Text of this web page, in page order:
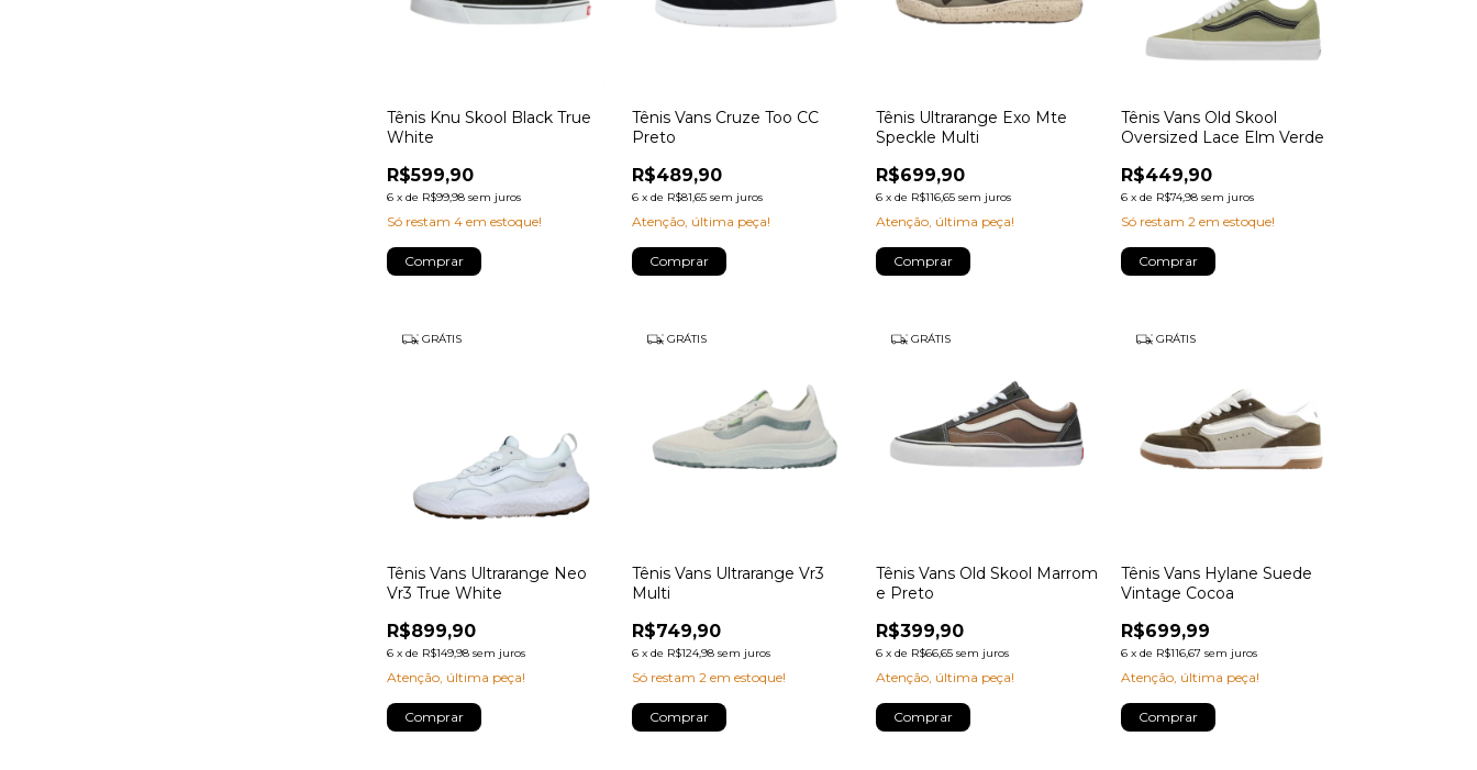
Tênis Knu Skool Black True
White
R$599,90
6 xde R$99,98 sem juros
Só restam4 em estoque!
Comprar
Tênis Vans Cruze Too CC
Preto
R$489,90
6 x de R$81,65 sem juros
Atenção, última peça!
Comprar
Tênis Ultrarange Exo Mte
Speckle Multi
R$699,90
6 xde R$116,65 sem juros
Atenção, última peça!
Comprar
Tênis Vans Old Skool
Oversized Lace Elm Verde
R$449,90
6 x de R$74,98 sem juros
Só restam 2 em estoque!
Comprar
GRÁTIS
Tênis Vans Ultrarange Neo
Vr3 True White
R$899,90
6 xde R$149,98 sem juros
Atenção, última peça!
Comprar
GRÁTIS
Tênis Vans Ultrarange Vr3
Multi
R$749,90
6 x de R$124,98 sem juros
Só restam 2em estoque!
Comprar
GRÁTIS
Tênis Vans Old Skool Marrom
e Preto
R$399,90
6 xde R$66,65 sem juros
Atenção, última peça!
Comprar
GRÁTIS
Tênis Vans Hylane Suede
Vintage Cocoa
R$699,99
6 x de R$116,67 sem juros
Atenção, última peça!
Comprar